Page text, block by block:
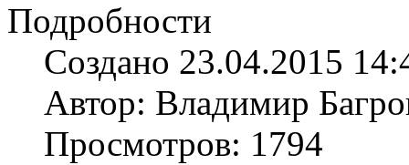
Подробности
Создано 23.04.2015
Автор: Владимир
Просмотров: 1794